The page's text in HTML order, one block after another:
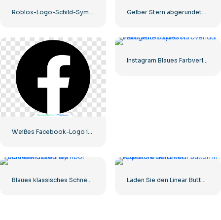
Roblox-Logo-Schild-Symbol Gelber Stern abgerundetes Symbol
Weißes Facebook-Logo in einem schwarzen Kreis
Instagram Blaues Farbverlauf-verifiziertes Symbol
Blaues klassisches Schneeflocken-Symbol Laden Sie den Linear Button im App Store herunter